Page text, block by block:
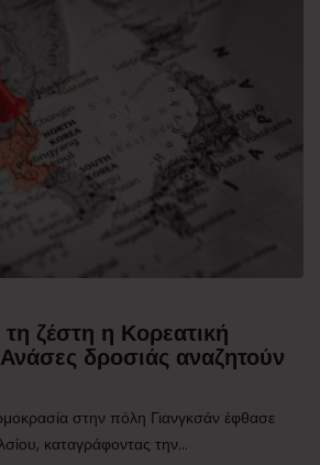
ζέστη η Κορεατική
δροσιάς αναζητούν
στην πόλη Γιανγκσάν έφθασε
καταγράφοντας την...